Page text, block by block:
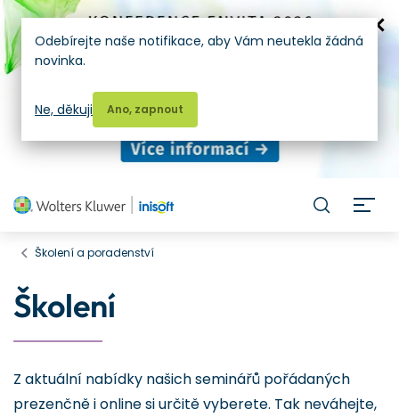
Školení a poradenství
Školení
Z aktuální nabídky našich seminářů pořádaných
prezenčně i online si určitě vyberete. Tak neváhejte,
Odebírejte naše notifikace, aby Vám neutekla žádná
novinka.
Ano, zapnout
Ne, děkuji